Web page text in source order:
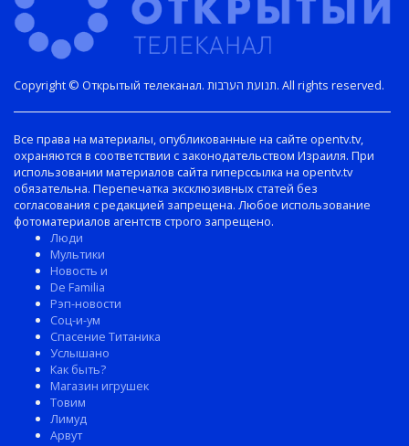
Copyright © Открытый телеканал. תנועת הערבות. All rights reserved.
Все права на материалы, опубликованные на сайте opentv.tv,
охраняются в соответствии с законодательством Израиля. При
использовании материалов сайта гиперссылка на opentv.tv
обязательна. Перепечатка эксклюзивных статей без
согласования с редакцией запрещена. Любое использование
фотоматериалов агентств строго запрещено.
Люди
Мультики
Новость и
De Familia
Рэп-новости
Соц-и-ум
Спасение Титаника
Услышано
Как быть?
Магазин игрушек
Товим
Лимуд
Арвут